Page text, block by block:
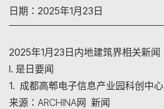
日期：2025年1月23日
2025年1月23日内地建筑界相关新闻
I. 是日要闻
1. 成都高郫电子信息产业园科创中心
来源：ARCHINA网 新闻